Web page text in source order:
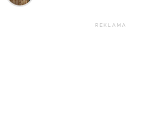
REKLAMA